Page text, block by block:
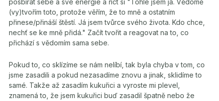
posbírat sebe a své energie a říct si "Tohle jsem já. Vědomě
(vy)tvořím toto, protože věřím, že to mně a ostatním
přinese/přináší štěstí. Já jsem tvůrce svého života. Kdo chce,
nechť se ke mně přidá." Začít tvořit a reagovat na to, co
přichází s vědomím sama sebe.
Pokud to, co sklízíme se nám nelíbí, tak byla chyba v tom, co
jsme zasadili a pokud nezasadíme znovu a jinak, sklidíme to
samé. Takže až zasadím kukuřici a vyroste mi plevel,
znamená to, že jsem kukuřici buď zasadil špatně nebo že